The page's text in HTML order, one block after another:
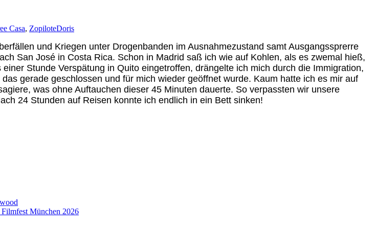
Casa, ZopiloteDoris
und Kriegen unter Drogenbanden im Ausnahmezustand samt Ausgangssprerre
San José in Costa Rica. Schon in Madrid saß ich wie auf Kohlen, als es zwemal hieß,
Stunde Verspätung in Quito eingetroffen, drängelte ich mich durch die Immigration,
gerade geschlossen und für mich wieder geöffnet wurde. Kaum hatte ich es mir auf
was ohne Auftauchen dieser 45 Minuten dauerte. So verpassten wir unsere
24 Stunden auf Reisen konnte ich endlich in ein Bett sinken!
München 2026